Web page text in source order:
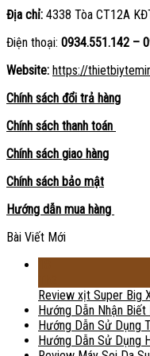
Địa chỉ: 4338 Tòa CT12A
Điện thoại: 0934.551.142 –
Website: https://
Chính sách đổi trả hàng
Chính sách thanh toán
Chính sách giao hàng
Chính sách bảo mật
Hướng dẫn mua hàng
Bài Viết Mới
Review xịt Super Big
Hướng Dẫn Nhận Biết
Hướng Dẫn Sử Dụng
Hướng Dẫn Sử Dụng